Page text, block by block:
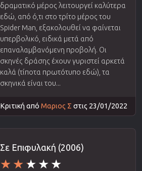
δραματικό μέρος λειτουργεί καλύτερα
εδώ, από ό,τι στο τρίτο μέρος του
Spider Man, εξακολουθεί να φαίνεται
υπερβολικό, ειδικά μετά από
επαναλαμβανόμενη προβολή. Οι
σκηνές δράσης έχουν γυριστεί αρκετά
καλά (τίποτα πρωτότυπο εδώ), τα
σκηνικά είναι του...
Κριτική από Μαριος Σ στις 23/01/2022
Σε Επιφυλακή (2006)